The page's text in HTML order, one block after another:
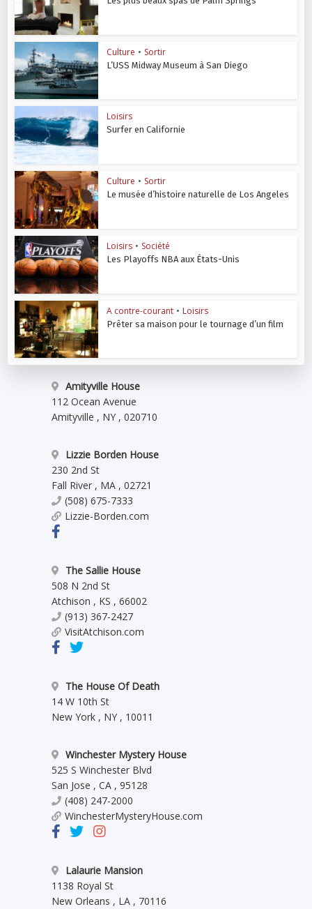
Culture • Sortir
L’USS Midway Museum à San Diego
Loisirs
Surfer en Californie
Culture • Sortir
Le musée d’histoire naturelle de Los Angeles
Loisirs • Société
Les Playoffs NBA aux États-Unis
A contre-courant • Loisirs
Prêter sa maison pour le tournage d’un film
Amityville House
112 Ocean Avenue
Amityville , NY , 020710
Lizzie Borden House
230 2nd St
Fall River , MA , 02721
(508) 675-7333
Lizzie-Borden.com
The Sallie House
508 N 2nd St
Atchison , KS , 66002
(913) 367-2427
VisitAtchison.com
The House Of Death
14 W 10th St
New York , NY , 10011
Winchester Mystery House
525 S Winchester Blvd
San Jose , CA , 95128
(408) 247-2000
WinchesterMysteryHouse.com
Lalaurie Mansion
1138 Royal St
New Orleans , LA , 70116